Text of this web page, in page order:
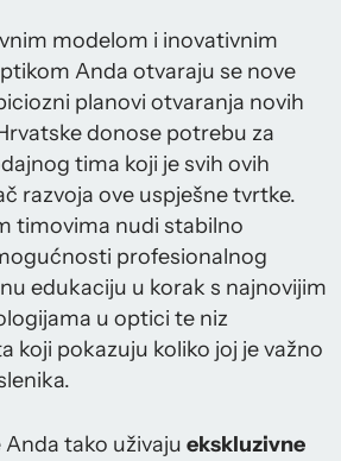
modelom i inovativnim
Anda otvaraju se nove
planovi otvaranja novih
donose potrebu za
tima koji je svih ovih
razvoja ove uspješne tvrtke.
timovima nudi stabilno
profesionalnog
edukaciju u korak s najnovijim
u optici te niz
koji pokazuju koliko joj je važno
tako uživaju ekskluzivne